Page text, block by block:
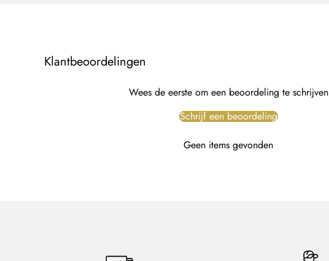
Klantbeoordelingen
Wees de eerste om een beoordeling te schrijven
Schrijf een beoordeling
Geen items gevonden